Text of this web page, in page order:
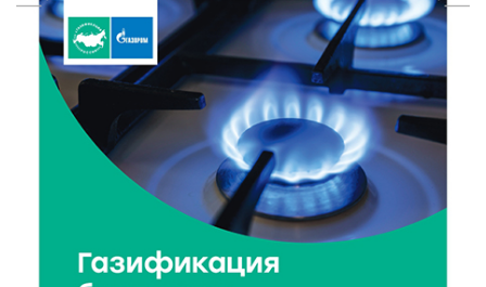
Тверские экологи сняли на видео медвежий обед
8 Авг 2026 14:14 432
Виталий Королев запустил веловолну на Волге в
Калязине
8 Авг 2026 13:37 697
Чем удивит X Международный фестиваль «Калитка»